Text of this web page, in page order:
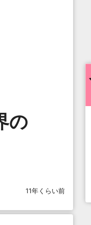
の
11年くらい前